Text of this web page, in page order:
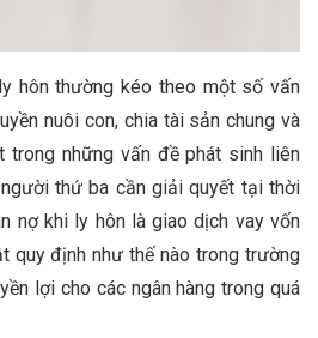
hôn thường kéo theo một số vấn
nuôi con, chia tài sản chung và
trong những vấn đề phát sinh liên
thứ ba cần giải quyết tại thời
nợ khi ly hôn là giao dịch vay vốn
quy định như thế nào trong trường
lợi cho các ngân hàng trong quá